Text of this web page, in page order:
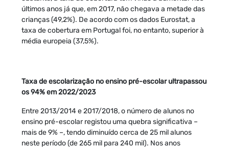
últimos anos já que, em 2017, não chegava a metade das
crianças (49,2%). De acordo com os dados Eurostat, a
taxa de cobertura em Portugal foi, no entanto, superior à
média europeia (37,5%).
Taxa de escolarização no ensino pré-escolar ultrapassou
os 94% em 2022/2023
Entre 2013/2014 e 2017/2018, o número de alunos no
ensino pré-escolar registou uma quebra significativa –
mais de 9% –, tendo diminuído cerca de 25 mil alunos
neste período (de 265 mil para 240 mil). Nos anos